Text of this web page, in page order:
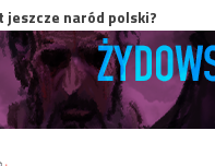
jeszcze naród polski?